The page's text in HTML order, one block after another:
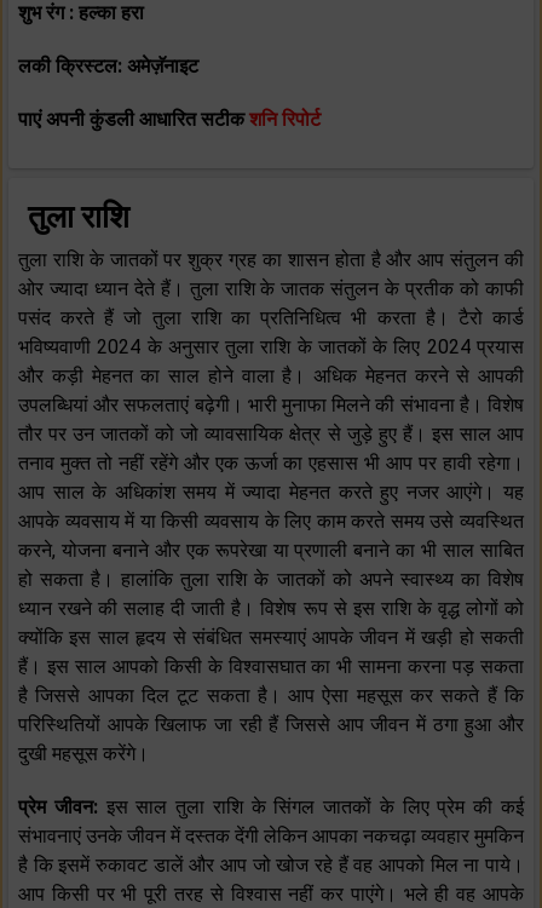
शुभ रंग : हल्का हरा
लकी क्रिस्टल: अमेज़ॅनाइट
पाएं अपनी कुंडली आधारित सटीकशनि रिपोर्ट
तुला राशि
तुला राशि के जातकों पर शुक्र ग्रह का शासन होता है और आप संतुलन की
ओर ज्यादा ध्यान देते हैं। तुला राशि के जातक संतुलन के प्रतीक को काफी
पसंद करते हैं जो तुला राशि का प्रतिनिधित्व भी करता है। टैरो कार्ड
भविष्यवाणी 2024 के अनुसार तुला राशि के जातकों के लिए 2024 प्रयास
और कड़ी मेहनत का साल होने वाला है। अधिक मेहनत करने से आपकी
उपलब्धियां और सफलताएं बढ़ेगी। भारी मुनाफा मिलने की संभावना है। विशेष
तौर पर उन जातकों को जो व्यावसायिक क्षेत्र से जुड़े हुए हैं। इस साल आप
तनाव मुक्त तो नहीं रहेंगे और एक ऊर्जा का एहसास भी आप पर हावी रहेगा।
आप साल के अधिकांश समय में ज्यादा मेहनत करते हुए नजर आएंगे। यह
आपके व्यवसाय में या किसी व्यवसाय के लिए काम करते समय उसे व्यवस्थित
करने, योजना बनाने और एक रूपरेखा या प्रणाली बनाने का भी साल साबित
हो सकता है। हालांकि तुला राशि के जातकों को अपने स्वास्थ्य का विशेष
ध्यान रखने की सलाह दी जाती है। विशेष रूप से इस राशि के वृद्ध लोगों को
क्योंकि इस साल हृदय से संबंधित समस्याएं आपके जीवन में खड़ी हो सकती
हैं। इस साल आपको किसी के विश्वासघात का भी सामना करना पड़ सकता
है जिससे आपका दिल टूट सकता है। आप ऐसा महसूस कर सकते हैं कि
परिस्थितियों आपके खिलाफ जा रही हैं जिससे आप जीवन में ठगा हुआ और
दुखी महसूस करेंगे।
प्रेम जीवन: इस साल तुला राशि के सिंगल जातकों के लिए प्रेम की कई
संभावनाएं उनके जीवन में दस्तक देंगी लेकिन आपका नकचढ़ा व्यवहार मुमकिन
है कि इसमें रुकावट डालें और आप जो खोज रहे हैं वह आपको मिल ना पाये।
आप किसी पर भी पूरी तरह से विश्वास नहीं कर पाएंगे। भले ही वह आपके